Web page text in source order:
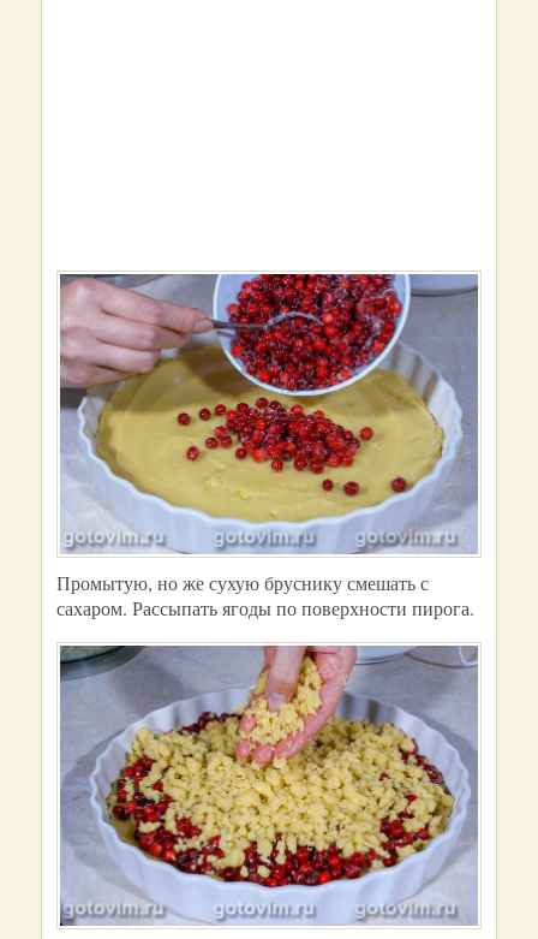
Промытую, но же сухую бруснику смешать с
сахаром. Рассыпать ягоды по поверхности пирога.